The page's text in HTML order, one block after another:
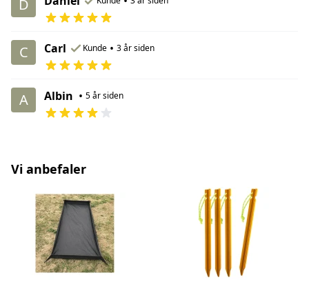
D
C Carl Kunde • 3 år siden
A Albin • 5 år siden
Vi anbefaler